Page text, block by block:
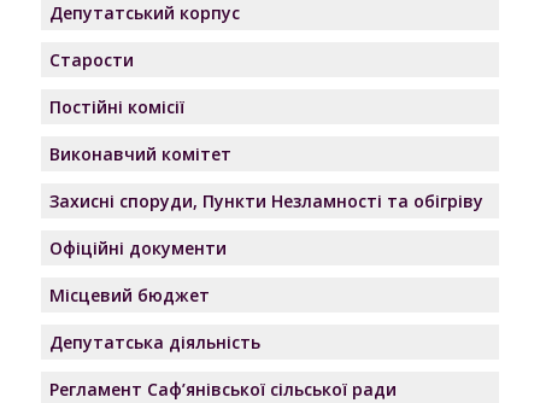
Депутатський корпус
Старости
Постійні комісії
Виконавчий комітет
Захисні споруди, Пункти Незламності та обігріву
Офіційні документи
Місцевий бюджет
Депутатська діяльність
Регламент Саф’янівської сільської ради